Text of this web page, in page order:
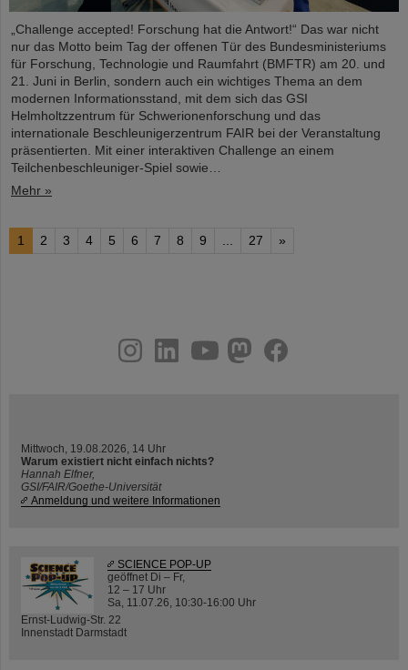
„Challenge accepted! Forschung hat die Antwort!“ Das war nicht
nur das Motto beim Tag der offenen Tür des Bundesministeriums
für Forschung, Technologie und Raumfahrt (BMFTR) am 20. und
21. Juni in Berlin, sondern auch ein wichtiges Thema an dem
modernen Informationsstand, mit dem sich das GSI
Helmholtzzentrum für Schwerionenforschung und das
internationale Beschleunigerzentrum FAIR bei der Veranstaltung
präsentierten. Mit einer interaktiven Challenge an einem
Teilchenbeschleuniger-Spiel sowie…
Mehr »
1 2 3 4 5 6 7 8 9 27 »
youtube
helmholtz.social
facebook
Mittwoch, 19.08.2026, 14 Uhr
Warum existiert nicht einfach nichts?
Hannah Elfner,
GSI/FAIR/Goethe-Universität
Anmeldung und weitere Informationen
SCIENCE POP-UP
geöffnet Di – Fr,
12 – 17 Uhr
Sa, 11.07.26, 10:30-16:00 Uhr
Ernst-Ludwig-Str. 22
Innenstadt Darmstadt